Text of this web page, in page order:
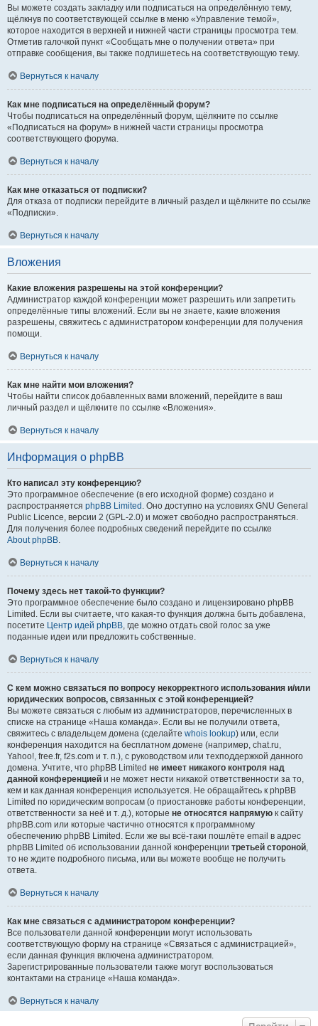
Вы можете создать закладку или подписаться на определённую тему,
щёлкнув по соответствующей ссылке в меню «Управление темой»,
которое находится в верхней и нижней части страницы просмотра тем.
Отметив галочкой пункт «Сообщать мне о получении ответа» при
отправке сообщения, вы также подпишетесь на соответствующую тему.
Вернуться к началу
Как мне подписаться на определённый форум?
Чтобы подписаться на определённый форум, щёлкните по ссылке
«Подписаться на форум» в нижней части страницы просмотра
соответствующего форума.
Вернуться к началу
Как мне отказаться от подписки?
Для отказа от подписки перейдите в личный раздел и щёлкните по ссылке
«Подписки».
Вернуться к началу
Вложения
Какие вложения разрешены на этой конференции?
Администратор каждой конференции может разрешить или запретить
определённые типы вложений. Если вы не знаете, какие вложения
разрешены, свяжитесь с администратором конференции для получения
помощи.
Вернуться к началу
Как мне найти мои вложения?
Чтобы найти список добавленных вами вложений, перейдите в ваш
личный раздел и щёлкните по ссылке «Вложения».
Вернуться к началу
Информация о phpBB
Кто написал эту конференцию?
Это программное обеспечение (в его исходной форме) создано и
распространяется phpBB Limited . Оно доступно на условиях GNU General
Public Licence, версии 2 (GPL-2.0) и может свободно распространяться.
Для получения более подробных сведений перейдите по ссылке
About phpBB.
Вернуться к началу
Почему здесь нет такой-то функции?
Это программное обеспечение было создано и лицензировано phpBB
Limited. Если вы считаете, что какая-то функция должна быть добавлена,
посетите Центр идей phpBB, где можно отдать свой голос за уже
поданные идеи или предложить собственные.
Вернуться к началу
С кем можно связаться по вопросу некорректного использования и/или
юридических вопросов, связанных с этой конференцией?
Вы можете связаться с любым из администраторов, перечисленных в
списке на странице «Наша команда». Если вы не получили ответа,
свяжитесь с владельцем домена (сделайте whois lookup) или, если
конференция находится на бесплатном домене (например, chat.ru,
Yahoo!, free.fr, f2s.com и т. п.), с руководством или техподдержкой данного
домена. Учтите, что phpBB Limited не имеет никакого контроля над
данной конференцией и не может нести никакой ответственности за то,
кем и как данная конференция используется. Не обращайтесь к phpBB
Limited по юридическим вопросам (о приостановке работы конференции,
ответственности за неё и т. д.), которые не относятся напрямую к сайту
phpBB.com или которые частично относятся к программному
обеспечению phpBB Limited. Если же вы всё-таки пошлёте email в адрес
phpBB Limited об использовании данной конференции третьей стороной,
то не ждите подробного письма, или вы можете вообще не получить
ответа.
Вернуться к началу
Как мне связаться с администратором конференции?
Все пользователи данной конференции могут использовать
соответствующую форму на странице «Связаться с администрацией»,
если данная функция включена администратором.
Зарегистрированные пользователи также могут воспользоваться
контактами на странице «Наша команда».
Вернуться к началу